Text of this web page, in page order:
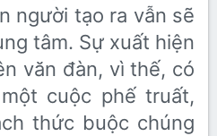
người tạo ra vẫn sẽ
tâm. Sự xuất hiện
văn đàn, vì thế, có
cuộc phế truất,
thức buộc chúng